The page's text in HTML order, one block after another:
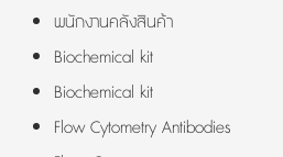
พนักงานคลังสินค้า
Biochemical kit
Biochemical kit
Flow Cytometry Antibodies